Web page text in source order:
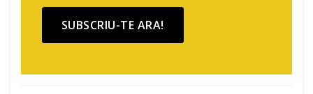
SUBSCRIU-TE ARA!